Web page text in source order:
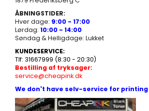
ÅBNINGSTIDER:
Hver dage: 9:00 - 17:00
Lørdag: 10:00 - 14:00
Søndag & Helligdage: Lukket
KUNDESERVICE:
Tlf: 31667999 (8:30 - 20:30)
Bestilling af tryksager:
service@cheapink.dk
We don't have selv-service for printing